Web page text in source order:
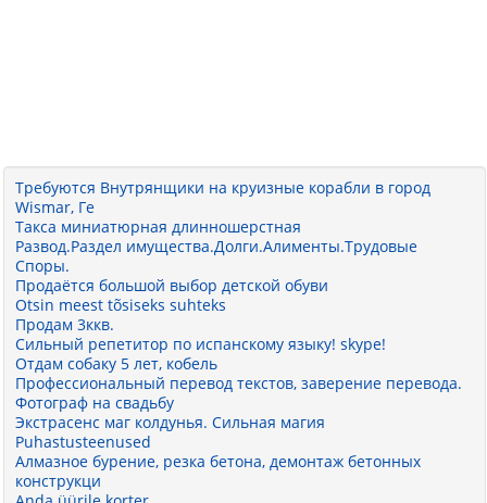
Требуются Внутрянщики на круизные корабли в город
Wismar, Ге
Такса миниатюрная длинношерстная
Развод.Раздел имущества.Долги.Алименты.Трудовые
Споры.
Продаётся большой выбор детской обуви
Otsin meest tõsiseks suhteks
Продам 3ккв.
Сильный репетитор по испанскому языку! skype!
Отдам собаку 5 лет, кобель
Профессиональный перевод текстов, заверение перевода.
Фотограф на свадьбу
Экстрасенс маг колдунья. Сильная магия
Puhastusteenused
Алмазное бурение, резка бетона, демонтаж бетонных
конструкци